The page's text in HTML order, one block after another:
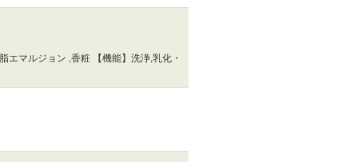
エマルジョン ,香粧 【機能】洗浄,乳化・